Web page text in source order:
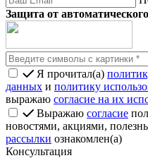
Защита от
Я прочитал(а)
данных и политику
выражаю согласие на их
Выражаю согласие
новостями, акциями,
рассылки ознакомлен(а)
Консультация